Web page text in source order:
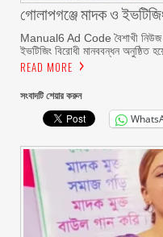
গোলাপগঞ্জে মাদক ও
Manual6 Ad Code বৈশাখী নিউজ
ইভটিজিং বিরোধী মানববন্ধন অনুষ্ঠিত
READ MORE
সংবাদটি শেয়ার করুন